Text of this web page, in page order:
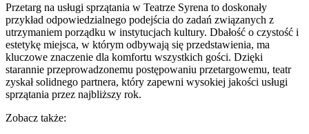
Przetarg na usługi sprzątania w Teatrze Syrena to doskonały
przykład odpowiedzialnego podejścia do zadań związanych z
utrzymaniem porządku w instytucjach kultury. Dbałość o czystość i
estetykę miejsca, w którym odbywają się przedstawienia, ma
kluczowe znaczenie dla komfortu wszystkich gości. Dzięki
starannie przeprowadzonemu postępowaniu przetargowemu, teatr
zyskał solidnego partnera, który zapewni wysokiej jakości usługi
sprzątania przez najbliższy rok.
Zobacz także: